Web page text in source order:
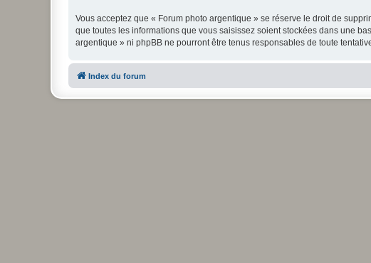
Vous acceptez que « Forum photo argentique » se réserve le droit de
que toutes les informations que vous saisissez soient stockées dans une
argentique » ni phpBB ne pourront être tenus responsables de toute
Index du forum